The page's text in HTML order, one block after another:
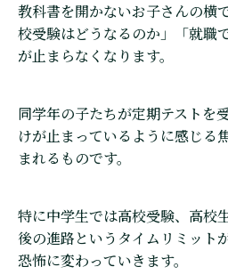
教科書を開かないお子さんの横
校受験はどうなるのか」「就職
が止まらなくなります。
同学年の子たちが定期テストを
けが止まっているように感じる
まれるものです。
特に中学生では高校受験、高校
後の進路というタイムリミット
恐怖に変わっていきます。